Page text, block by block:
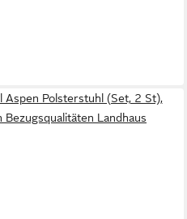
Aspen Polsterstuhl (Set, 2 St),
Bezugsqualitäten Landhaus